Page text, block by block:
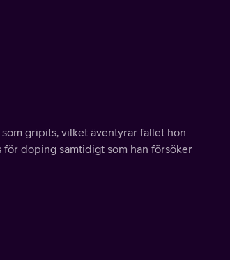
gripits, vilket äventyrar fallet hon
doping samtidigt som han försöker